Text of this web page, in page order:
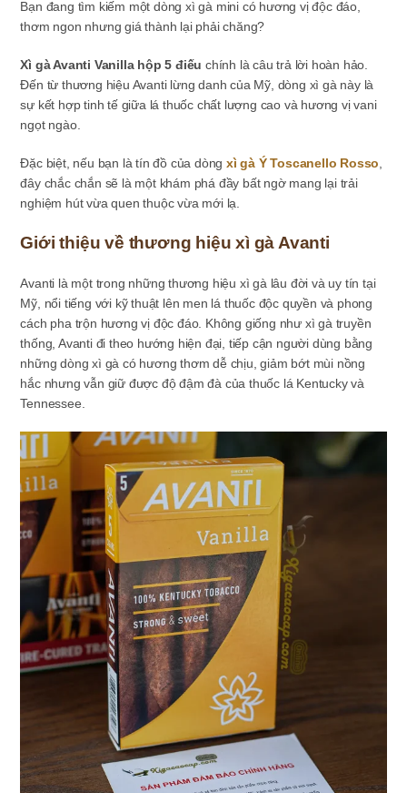
Bạn đang tìm kiếm một dòng xì gà mini có hương vị độc đáo,
thơm ngon nhưng giá thành lại phải chăng?
Xì gà Avanti Vanilla hộp 5 điếu chính là câu trả lời hoàn hảo.
Đến từ thương hiệu Avanti lừng danh của Mỹ, dòng xì gà này là
sự kết hợp tinh tế giữa lá thuốc chất lượng cao và hương vị vani
ngọt ngào.
Đặc biệt, nếu bạn là tín đồ của dòngxì gà Ý Toscanello Rosso,
đây chắc chắn sẽ là một khám phá đầy bất ngờ mang lại trải
nghiệm hút vừa quen thuộc vừa mới lạ.
Giới thiệu về thương hiệu xì gà Avanti
Avanti là một trong những thương hiệu xì gà lâu đời và uy tín tại
Mỹ, nổi tiếng với kỹ thuật lên men lá thuốc độc quyền và phong
cách pha trộn hương vị độc đáo. Không giống như xì gà truyền
thống, Avanti đi theo hướng hiện đại, tiếp cận người dùng bằng
những dòng xì gà có hương thơm dễ chịu, giảm bớt mùi nồng
hắc nhưng vẫn giữ được độ đậm đà của thuốc lá Kentucky và
Tennessee.